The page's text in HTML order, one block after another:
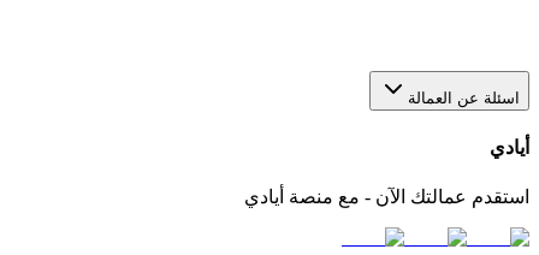
اسئلة عن العمالة
أيادي
استقدم عمالتك الآن - مع منصة أيادي